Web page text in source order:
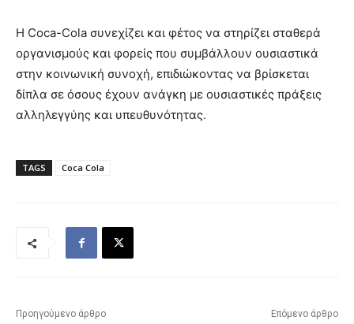
Η Coca-Cola συνεχίζει και φέτος να στηρίζει σταθερά
οργανισμούς και φορείς που συμβάλλουν ουσιαστικά
στην κοινωνική συνοχή, επιδιώκοντας να βρίσκεται
δίπλα σε όσους έχουν ανάγκη με ουσιαστικές πράξεις
αλληλεγγύης και υπευθυνότητας.
TAGS Coca Cola
Προηγούμενο άρθρο Επόμενο άρθρο